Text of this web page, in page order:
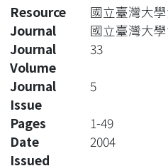
Resource
國立臺灣大
Journal
國立臺灣大
Journal
Volume
33
Journal
Issue
5
Pages
1-49
Date
Issued
2004